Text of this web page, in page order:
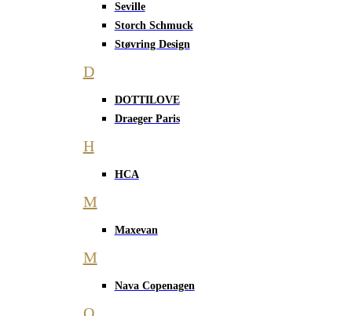
Seville
Storch Schmuck
Støvring Design
D
DOTTILOVE
Draeger Paris
H
HCA
M
Maxevan
M
Nava Copenagen